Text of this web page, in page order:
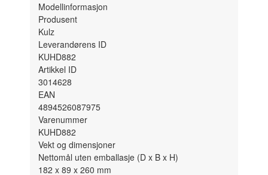
Modellinformasjon
Produsent
Kulz
Leverandørens ID
KUHD882
Artikkel ID
3014628
EAN
4894526087975
Varenummer
KUHD882
Vekt og dimensjoner
Nettomål uten emballasje (D x B x H)
182 x 89 x 260 mm